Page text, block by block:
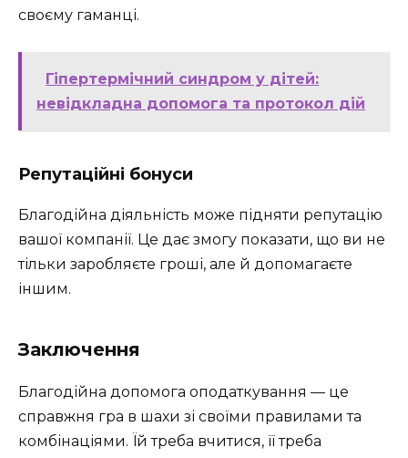
своєму гаманці.
Гіпертермічний синдром у дітей:
невідкладна допомога та протокол дій
Репутаційні бонуси
Благодійна діяльність може підняти репутацію
вашої компанії. Це дає змогу показати, що ви не
тільки заробляєте гроші, але й допомагаєте
іншим.
Заключення
Благодійна допомога оподаткування — це
справжня гра в шахи зі своїми правилами та
комбінаціями. Їй треба вчитися, її треба